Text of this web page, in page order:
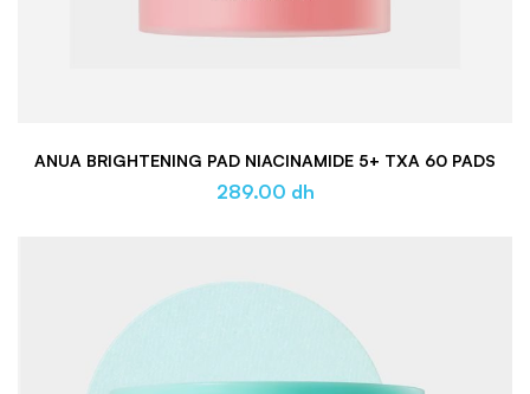
ANUA BRIGHTENING PAD NIACINAMIDE 5+ TXA 60 PADS
289.00 dh